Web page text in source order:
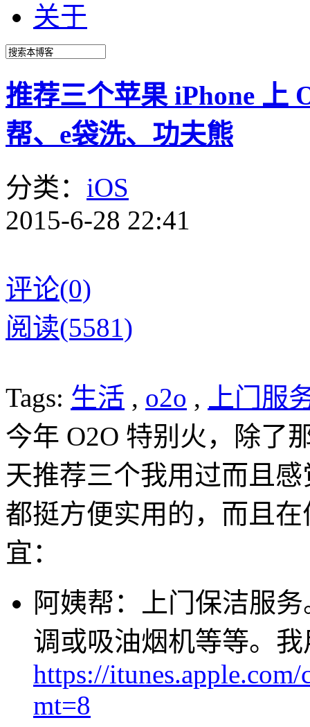
关于
推荐三个苹果 iPhone 上
帮、e袋洗、功夫熊
分类： iOS
2015-6-28 22:41
评论(0)
阅读(5581)
Tags: 生活 , o2o ,
上门服
今年 O2O 特别火，除了
天推荐三个我用过而且
都挺方便实用的，而且
宜：
阿姨帮：上门保洁服
调或吸油烟机等等。
https://
mt=8